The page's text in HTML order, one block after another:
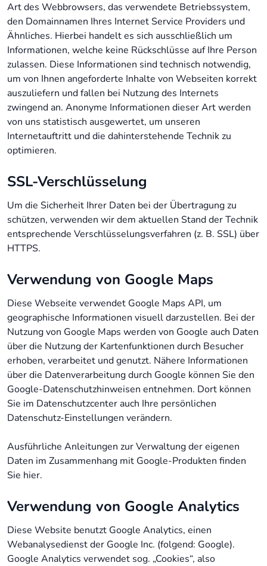
Art des Webbrowsers, das verwendete Betriebssystem,
den Domainnamen Ihres Internet Service Providers und
Ähnliches. Hierbei handelt es sich ausschließlich um
Informationen, welche keine Rückschlüsse auf Ihre Person
zulassen. Diese Informationen sind technisch notwendig,
um von Ihnen angeforderte Inhalte von Webseiten korrekt
auszuliefern und fallen bei Nutzung des Internets
zwingend an. Anonyme Informationen dieser Art werden
von uns statistisch ausgewertet, um unseren
Internetauftritt und die dahinterstehende Technik zu
optimieren.
SSL-Verschlüsselung
Um die Sicherheit Ihrer Daten bei der Übertragung zu
schützen, verwenden wir dem aktuellen Stand der Technik
entsprechende Verschlüsselungsverfahren (z. B. SSL) über
HTTPS.
Verwendung von Google Maps
Diese Webseite verwendet Google Maps API, um
geographische Informationen visuell darzustellen. Bei der
Nutzung von Google Maps werden von Google auch Daten
über die Nutzung der Kartenfunktionen durch Besucher
erhoben, verarbeitet und genutzt. Nähere Informationen
über die Datenverarbeitung durch Google können Sie den
Google-Datenschutzhinweisen entnehmen. Dort können
Sie im Datenschutzcenter auch Ihre persönlichen
Datenschutz-Einstellungen verändern.
Ausführliche Anleitungen zur Verwaltung der eigenen
Daten im Zusammenhang mit Google-Produkten finden
Sie hier.
Verwendung von Google Analytics
Diese Website benutzt Google Analytics, einen
Webanalysedienst der Google Inc. (folgend: Google).
Google Analytics verwendet sog. „Cookies“, also